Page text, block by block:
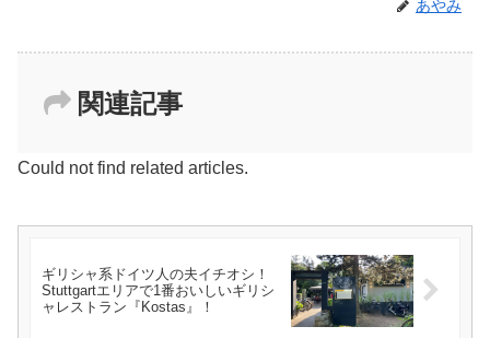
あやみ
関連記事
Could not find related articles.
ギリシャ系ドイツ人の夫イチオシ！
Stuttgartエリアで1番おいしいギリシ
ャレストラン『Kostas』！